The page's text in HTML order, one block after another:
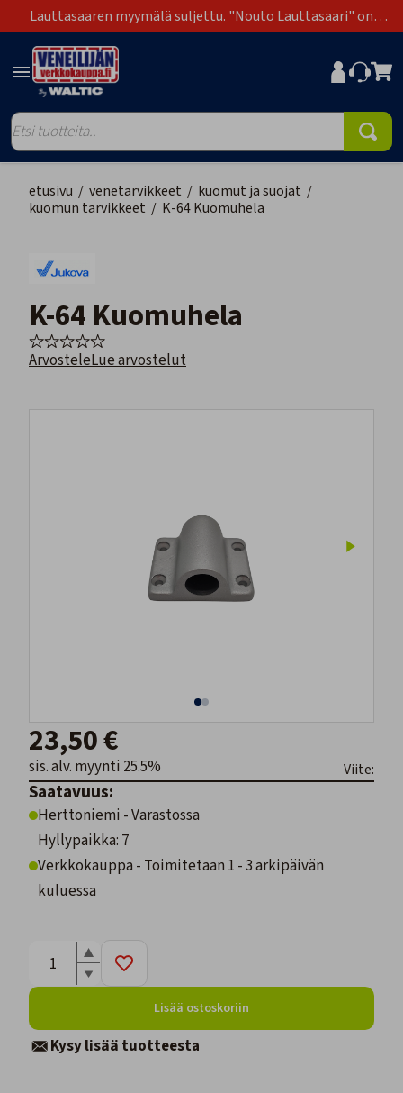
Lauttasaaren myymälä suljettu. "Nouto Lauttasaari" on
poistunut toimitustapavaihtoehdoista.
etusivu / venetarvikkeet / kuomut ja suojat /
kuomun tarvikkeet / K-64 Kuomuhela
K-64 Kuomuhela
ArvosteleLue arvostelut
23,50 €
sis. alv. myynti 25.5% Viite:
Saatavuus:
Herttoniemi - Varastossa
Hyllypaikka: 7
Verkkokauppa - Toimitetaan 1 - 3 arkipäivän
kuluessa
Lisää ostoskoriin
Kysy lisää tuotteesta